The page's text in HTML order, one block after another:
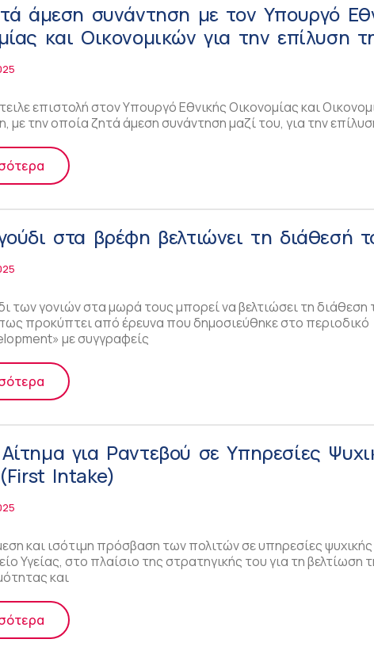
άμεση συνάντηση με τον Υπουργό
και Οικονομικών για την επίλυση
του clawback
επιστολή στον Υπουργό Εθνικής Οικονομίας και
με την οποία ζητά άμεση συνάντηση μαζί του, για την
στα βρέφη βελτιώνει τη διάθεσή
των γονιών στα μωρά τους μπορεί να βελτιώσει τη διάθεση
προκύπτει από έρευνα που δημοσιεύθηκε στο περιοδικό
με συγγραφείς
για Ραντεβού σε Υπηρεσίες
Intake)
και ισότιμη πρόσβαση των πολιτών σε υπηρεσίες ψυχικής
Υγείας, στο πλαίσιο της στρατηγικής του για τη βελτίωση
και